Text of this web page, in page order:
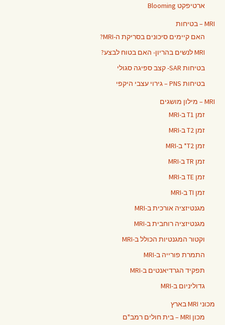
ארטיפקט Blooming
MRI – בטיחות
האם קיימים סיכונים בסריקת ה-MRI?
MRI לנשים בהריון- האם בטוח לבצע?
בטיחות SAR- קצב ספיגה סגולי
בטיחות PNS – גירוי עצבי היקפי
MRI – מילון מושגים
זמן T1 ב-MRI
זמן T2 ב-MRI
זמן T2* ב-MRI
זמן TR ב-MRI
זמן TE ב-MRI
זמן TI ב-MRI
מגנטיזציה אורכית ב-MRI
מגנטיזציה רוחבית ב-MRI
וקטור המגנטיות הכולל ב-MRI
התמרת פורייה ב-MRI
תפקיד הגרדיאנטים ב-MRI
גדוליניום ב-MRI
מכוני MRI בארץ
מכון MRI – בית חולים רמב"ם